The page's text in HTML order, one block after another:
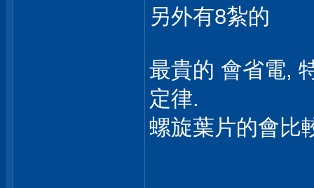
另外有8紮的
最貴的 會省電,
定律.
螺旋葉片的會比